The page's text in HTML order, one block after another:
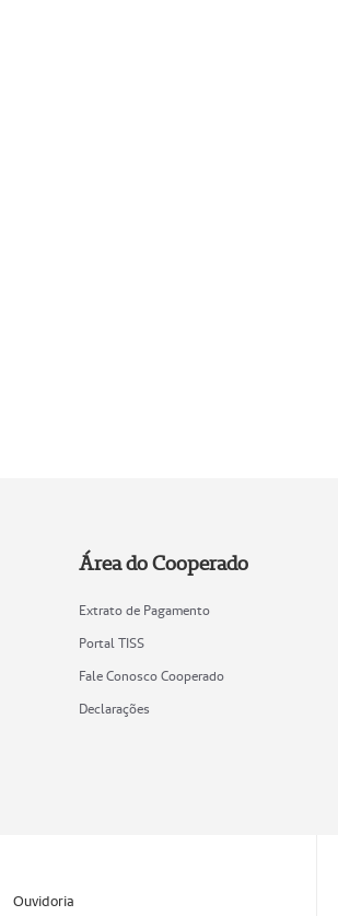
Área do Cooperado
Extrato de Pagamento
Portal TISS
Fale Conosco Cooperado
Declarações
Ouvidoria